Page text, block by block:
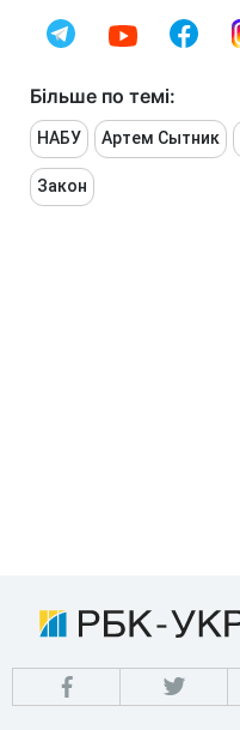
Більше по темі:
НАБУ Артем Сытник
Закон